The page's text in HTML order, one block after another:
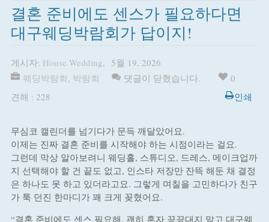
결혼 준비에도 센스가 필요하다면
대구웨딩박람회가 답이지!
게시자: House Wedding, 5월 19, 2026
웨딩박람회, 박람회 댓글이 닫혔습니다.
0
견해 : 228
인쇄
무심코 캘린더를 넘기다가 문득 깨달았어요.
이제는 진짜 결혼 준비를 시작해야 하는 시점이라는 걸요.
그런데 막상 알아보려니 웨딩홀, 스튜디오, 드레스, 메이크업까
지 선택해야 할 건 끝도 없고, 인스타 저장만 잔뜩 해둔 채 결정
은 하나도 못 하고 있더라고요. 그렇게 며칠을 고민하다가 친구
가 툭 던진 한마디가 꽤 크게 꽂혔어요.
“결혼 준비에도 센스 필요해. 괜히 혼자 끙끙대지 말고 대구웨